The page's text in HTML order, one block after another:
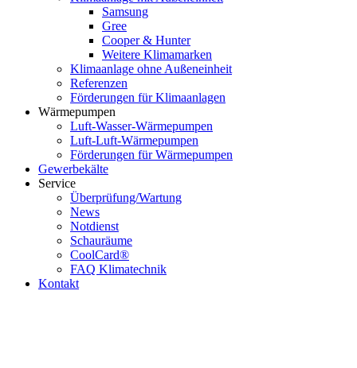
Samsung
Gree
Cooper & Hunter
Weitere Klimamarken
Klimaanlage ohne Außeneinheit
Referenzen
Förderungen für Klimaanlagen
Wärmepumpen
Luft-Wasser-Wärmepumpen
Luft-Luft-Wärmepumpen
Förderungen für Wärmepumpen
Gewerbekälte
Service
Überprüfung/Wartung
News
Notdienst
Schauräume
CoolCard®
FAQ Klimatechnik
Kontakt